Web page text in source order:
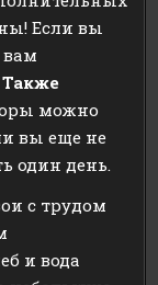
Если вы
вам
Также
можно
вы еще не
один день.
с трудом
и вода